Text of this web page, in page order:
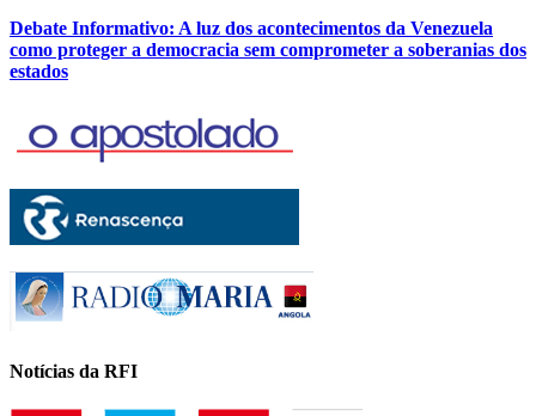
Debate Informativo: A luz dos acontecimentos da Venezuela
como proteger a democracia sem comprometer a soberanias dos
estados
Notícias da RFI